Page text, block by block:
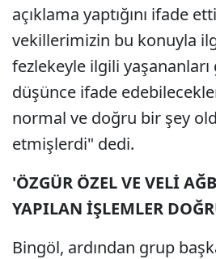
açıklama yaptığını ifade
vekillerimizin bu konuyla
fezlekeyle ilgili
düşünce ifade
normal ve doğru bir şey
etmişlerdi" dedi.
'ÖZGÜR ÖZEL VE VELİ
YAPILAN İŞLEMLER
Bingöl, ardından grup